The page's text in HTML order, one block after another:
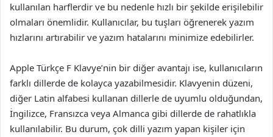
kullanılan harflerdir ve bu nedenle hızlı bir şekilde erişilebilir
olmaları önemlidir. Kullanıcılar, bu tuşları öğrenerek yazım
hızlarını artırabilir ve yazım hatalarını minimize edebilirler.
Apple Türkçe F Klavye’nin bir diğer avantajı ise, kullanıcıların
farklı dillerde de kolayca yazabilmesidir. Klavyenin düzeni,
diğer Latin alfabesi kullanan dillerle de uyumlu olduğundan,
İngilizce, Fransızca veya Almanca gibi dillerde de rahatlıkla
kullanılabilir. Bu durum, çok dilli yazım yapan kişiler için